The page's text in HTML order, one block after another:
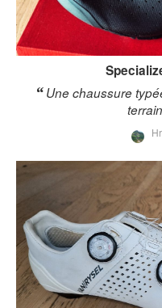
Une chaussure